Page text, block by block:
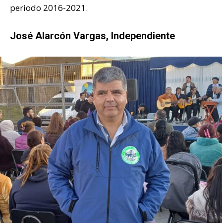
periodo 2016-2021.
José Alarcón Vargas, Independiente